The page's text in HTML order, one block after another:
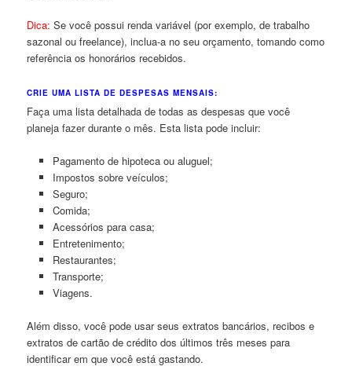
Dica: Se você possui renda variável (por exemplo, de trabalho
sazonal ou freelance), inclua-a no seu orçamento, tomando como
referência os honorários recebidos.
CRIE UMA LISTA DE DESPESAS MENSAIS:
Faça uma lista detalhada de todas as despesas que você
planeja fazer durante o mês. Esta lista pode incluir:
Pagamento de hipoteca ou aluguel;
Impostos sobre veículos;
Seguro;
Comida;
Acessórios para casa;
Entretenimento;
Restaurantes;
Transporte;
Viagens.
Além disso, você pode usar seus extratos bancários, recibos e
extratos de cartão de crédito dos últimos três meses para
identificar em que você está gastando.